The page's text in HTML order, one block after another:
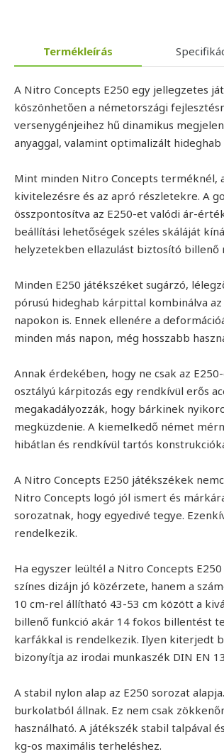
Termékleírás
A Nitro Concepts E250 egy jellegzetes
köszönhetően a németországi
versenygénjeihez hű dinamikus
anyaggal, valamint optimalizált
Mint minden Nitro Concepts terméknél,
kivitelezésre és az apró részletekre. A
összpontosítva az E250-et valódi ár-
beállítási lehetőségek széles skáláját
helyzetekben ellazulást biztosító billenő
Minden E250 játékszéket sugárzó,
pórusú hideghab kárpittal kombinálva
napokon is. Ennek ellenére a
minden más napon, még hosszabb
Annak érdekében, hogy ne csak az
osztályú kárpitozás egy rendkívül erős
megakadályozzák, hogy bárkinek
megküzdenie. A kiemelkedő német
hibátlan és rendkívül tartós
A Nitro Concepts E250 játékszékek
Nitro Concepts logó jól ismert és
sorozatnak, hogy egyedivé tegye.
rendelkezik.
Ha egyszer leültél a Nitro Concepts
színes dizájn jó közérzete, hanem a
10 cm-rel állítható 43-53 cm között a
billenő funkció akár 14 fokos billentést
karfákkal is rendelkezik. Ilyen kiterjedt
bizonyítja az irodai munkaszék DIN EN
A stabil nylon alap az E250 sorozat
burkolatból állnak. Ez nem csak
használható. A játékszék stabil talpával
kg-os maximális terheléshez.